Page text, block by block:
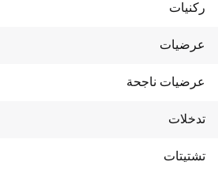
ركنيات
عرضيات
عرضيات ناجحة
تدخلات
تشتيتات